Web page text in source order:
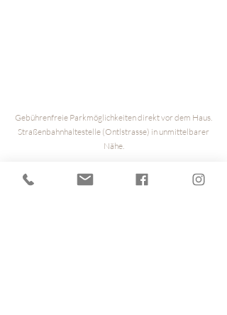
Gebührenfreie Parkmöglichkeiten direkt vor dem Haus.
Straßenbahnhaltestelle (Ontlstrasse) in unmittelbarer
Nähe.